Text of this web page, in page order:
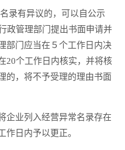
录有异议的，可以自公示
政管理部门提出书面申请并
部门应当在５个工作日内决
20个工作日内核实，并将核
的，将不予受理的理由书面
企业列入经营异常名录存在
作日内予以更正。